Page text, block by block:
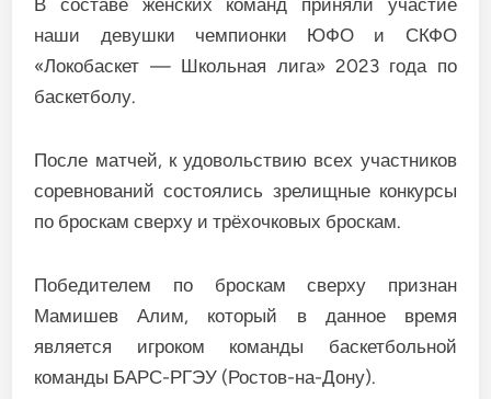
В составе женских команд приняли участие
наши девушки чемпионки ЮФО и СКФО
«Локобаскет — Школьная лига» 2023 года по
баскетболу.
После матчей, к удовольствию всех участников
соревнований состоялись зрелищные конкурсы
по броскам сверху и трёхочковых броскам.
Победителем по броскам сверху признан
Мамишев Алим, который в данное время
является игроком команды баскетбольной
команды БАРС-РГЭУ (Ростов-на-Дону).